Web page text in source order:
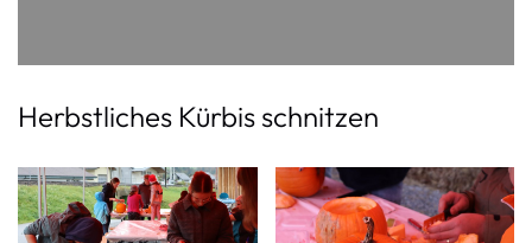
Herbstliches Kürbis schnitzen